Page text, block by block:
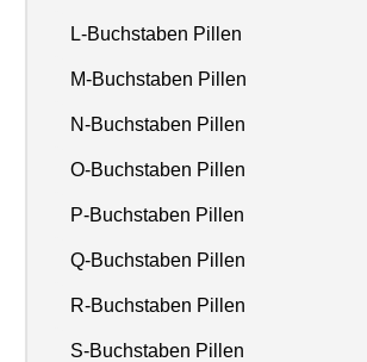
L-Buchstaben Pillen
M-Buchstaben Pillen
N-Buchstaben Pillen
O-Buchstaben Pillen
P-Buchstaben Pillen
Q-Buchstaben Pillen
R-Buchstaben Pillen
S-Buchstaben Pillen